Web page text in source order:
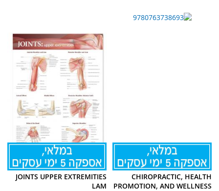
CHIROPRACTIC, HEALTH
PROMOTION, AND WELLNESS
JOINTS UPPER EXTREMITIES
LAM